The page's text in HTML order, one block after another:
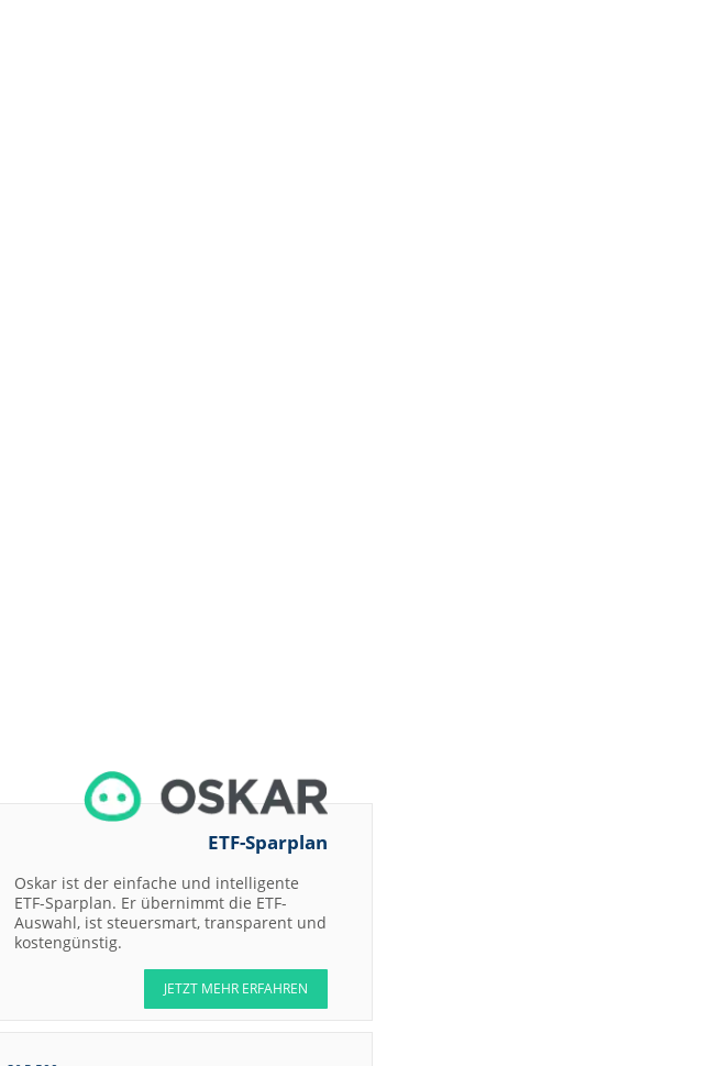
ETF-Sparplan
Oskar ist der einfache und intelligente
ETF-Sparplan. Er übernimmt die ETF-
Auswahl, ist steuersmart, transparent und
kostengünstig.
JETZT MEHR ERFAHREN